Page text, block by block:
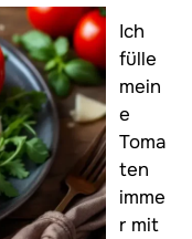
Ich
fülle
mein
e
Toma
ten
imme
r mit